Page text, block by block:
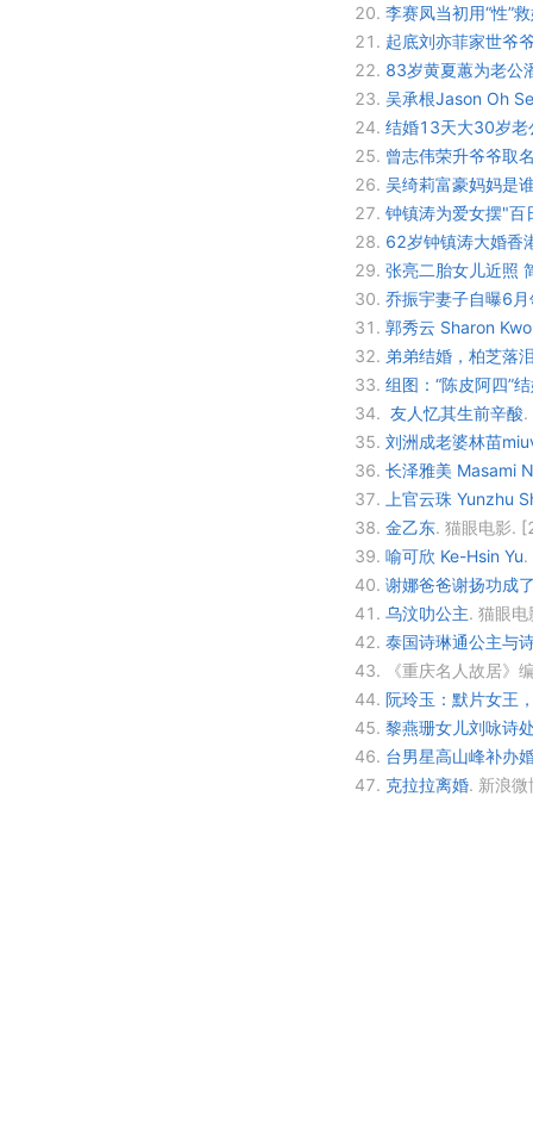
20. 李赛凤当初用“性”
21. 起底刘亦菲家世爷
22. 83岁黄夏蕙为老公
23. 吴承根Jason Oh
24. 结婚13天大30岁老
25. 曾志伟荣升爷爷取
26. 吴绮莉富豪妈妈是
27. 钟镇涛为爱女摆"百
28. 62岁钟镇涛大婚香
29. 张亮二胎女儿近照
30. 乔振宇妻子自曝6
31. 郭秀云 Sharon
32. 弟弟结婚，柏芝落
33. 组图：“陈皮阿四”
34. 友人忆其生前辛酸.
35. 刘洲成老婆林苗
36. 长泽雅美 Masami
37.
上官云珠 Yunzhu
38. 金乙东. 猫眼电影.
39. 喻可欣 Ke-Hsin Yu.
40. 谢娜爸爸谢扬功成
41. 乌汶叻公主. 猫眼
42. 泰国诗琳通公主与
43.
《重庆名人故居》
44. 阮玲玉：默片女王
45. 黎燕珊女儿刘咏诗
46. 台男星高山峰补办
47. 克拉拉离婚. 新浪